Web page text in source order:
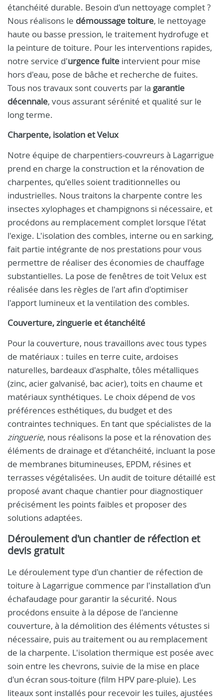
étanchéité durable. Besoin d'un nettoyage complet ?
Nous réalisons le démoussage toiture, le nettoyage
haute ou basse pression, le traitement hydrofuge et
la peinture de toiture. Pour les interventions rapides,
notre service d'urgence fuite intervient pour mise
hors d'eau, pose de bâche et recherche de fuites.
Tous nos travaux sont couverts par la garantie
décennale, vous assurant sérénité et qualité sur le
long terme.
Charpente, isolation et Velux
Notre équipe de charpentiers-couvreurs à Lagarrigue
prend en charge la construction et la rénovation de
charpentes, qu'elles soient traditionnelles ou
industrielles. Nous traitons la charpente contre les
insectes xylophages et champignons si nécessaire, et
procédons au remplacement complet lorsque l'état
l'exige. L'isolation des combles, interne ou en sarking,
fait partie intégrante de nos prestations pour vous
permettre de réaliser des économies de chauffage
substantielles. La pose de fenêtres de toit Velux est
réalisée dans les règles de l'art afin d'optimiser
l'apport lumineux et la ventilation des combles.
Couverture, zinguerie et étanchéité
Pour la couverture, nous travaillons avec tous types
de matériaux : tuiles en terre cuite, ardoises
naturelles, bardeaux d'asphalte, tôles métalliques
(zinc, acier galvanisé, bac acier), toits en chaume et
matériaux synthétiques. Le choix dépend de vos
préférences esthétiques, du budget et des
contraintes techniques. En tant que spécialistes de la
zinguerie, nous réalisons la pose et la rénovation des
éléments de drainage et d'étanchéité, incluant la pose
de membranes bitumineuses, EPDM, résines et
terrasses végétalisées. Un audit de toiture détaillé est
proposé avant chaque chantier pour diagnostiquer
précisément les points faibles et proposer des
solutions adaptées.
Déroulement d'un chantier de réfection et
devis gratuit
Le déroulement type d'un chantier de réfection de
toiture à Lagarrigue commence par l'installation d'un
échafaudage pour garantir la sécurité. Nous
procédons ensuite à la dépose de l'ancienne
couverture, à la démolition des éléments vétustes si
nécessaire, puis au traitement ou au remplacement
de la charpente. L'isolation thermique est posée avec
soin entre les chevrons, suivie de la mise en place
d'un écran sous-toiture (film HPV pare-pluie). Les
liteaux sont installés pour recevoir les tuiles, ajustées